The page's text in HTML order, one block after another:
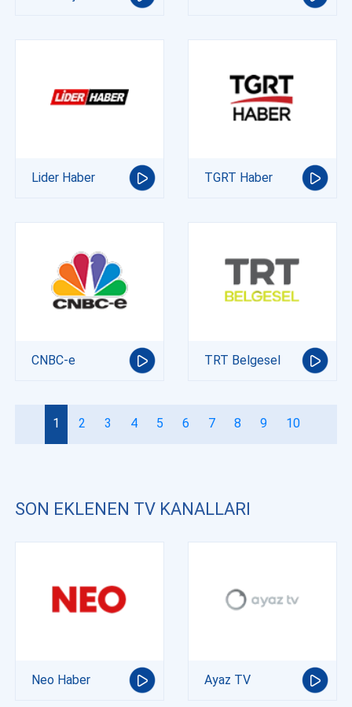
Lider Haber TGRT Haber
CNBC-e TRT Belgesel
1 2 3 4 5 6 7 8 9 10
SON EKLENEN TV KANALLARI
Neo Haber Ayaz TV